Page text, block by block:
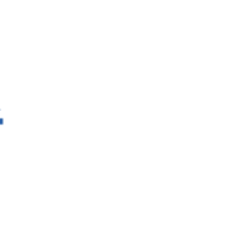
통사고변호사